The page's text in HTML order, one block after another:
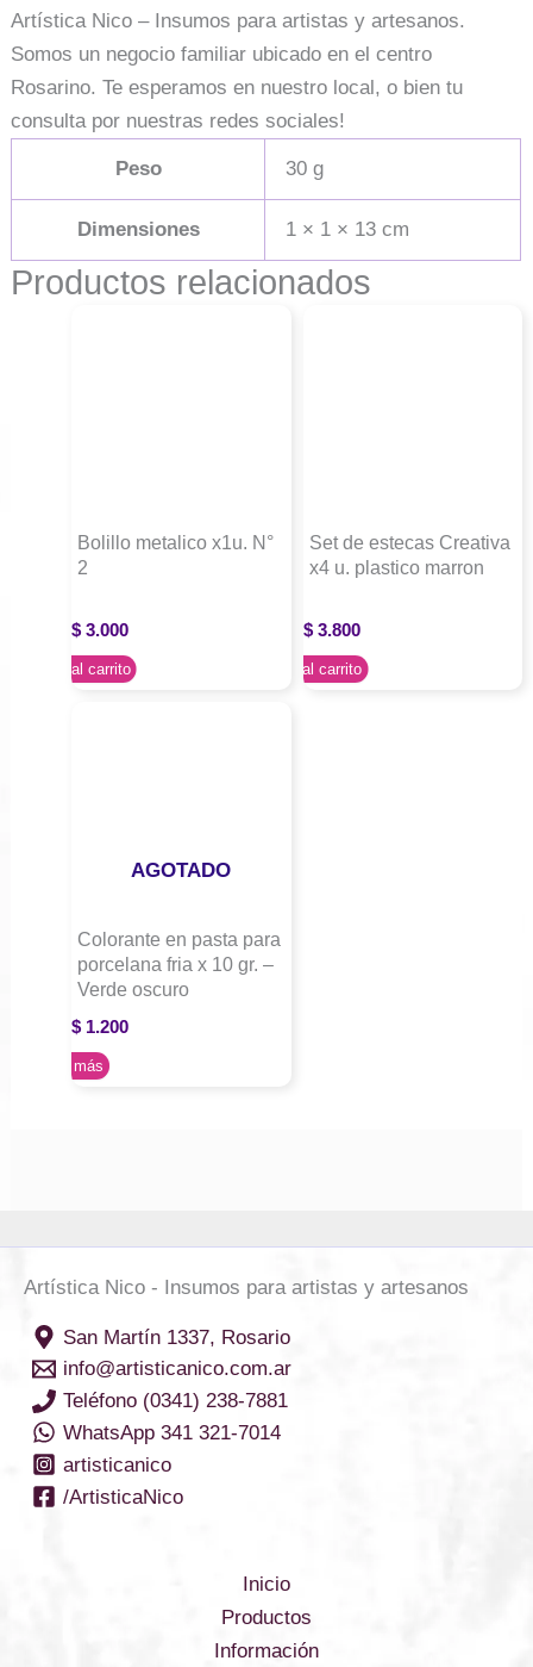
Artística Nico – Insumos para artistas y artesanos.
Somos un negocio familiar ubicado en el centro
Rosarino. Te esperamos en nuestro local, o bien tu
consulta por nuestras redes sociales!
Peso 30 g
Dimensiones 1 × 1 × 13 cm
Productos relacionados
Bolillo metalico x1u. N°
2
$ 3.000
Agregar al carrito
Set de estecas Creativa
x4 u. plastico marron
$3.800
Agregar al carrito
AGOTADO
Colorante en pasta para
porcelana fria x 10 gr. –
Verde oscuro
$ 1.200
Leer más
Artística Nico - Insumos para artistas y artesanos
San Martín 1337, Rosario
info@artisticanico.com.ar
Teléfono (0341) 238-7881
WhatsApp 341 321-7014
artisticanico
/ArtisticaNico
Inicio
Productos
Información